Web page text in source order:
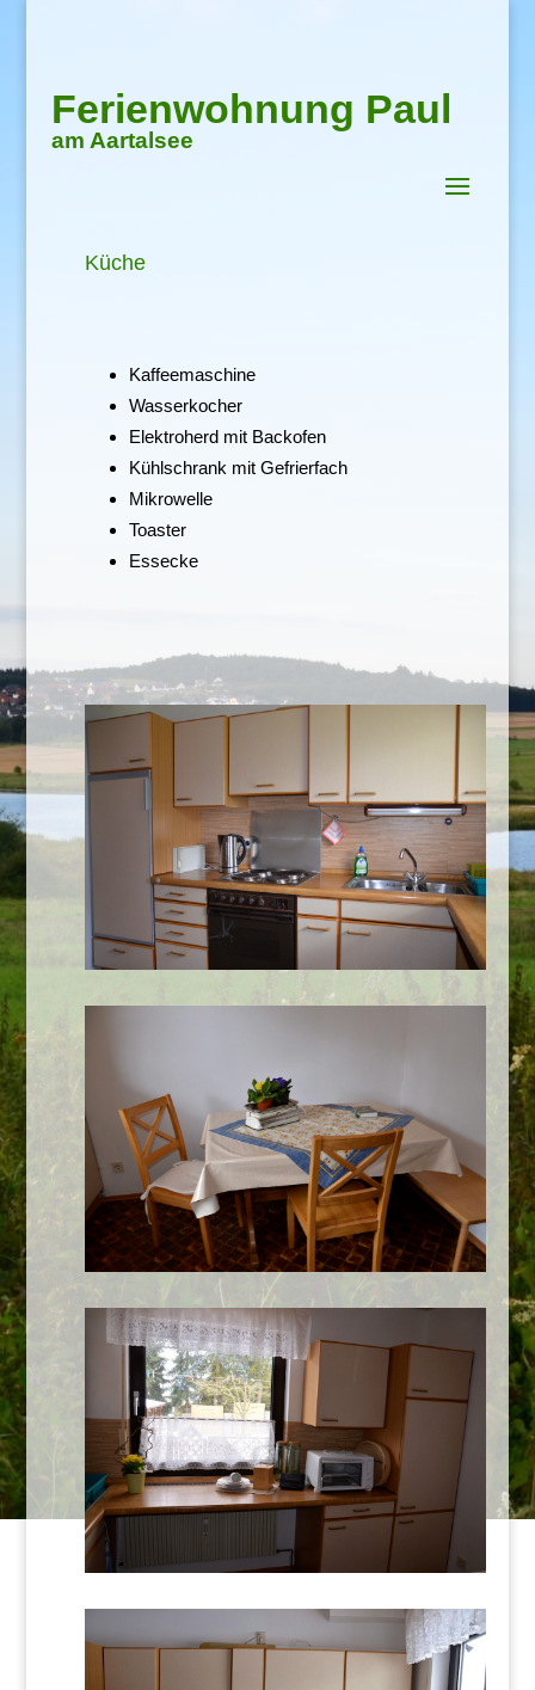
Ferienwohnung Paul
am Aartalsee
Küche
Kaffeemaschine
Wasserkocher
Elektroherd mit Backofen
Kühlschrank mit Gefrierfach
Mikrowelle
Toaster
Essecke